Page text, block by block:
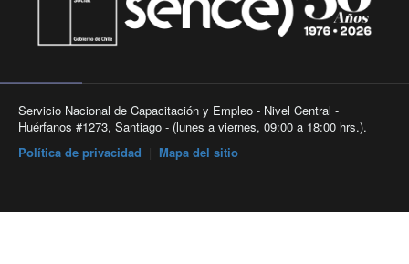
Servicio Nacional de Capacitación y Empleo - Nivel Central -
Huérfanos #1273, Santiago - (lunes a viernes, 09:00 a 18:00 hrs.).
Política de privacidad
Mapa del sitio